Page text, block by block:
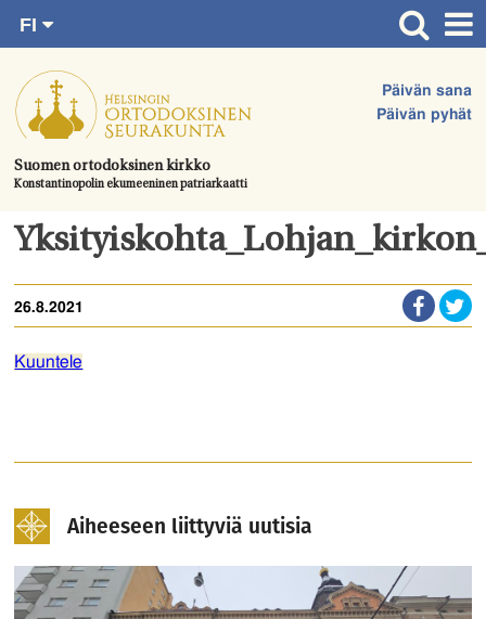
suoraan
sisältöön.
Suomen ortodoksinen kirkko
Konstantinopolin ekumeeninen patriarkaatti
Päivän sana
Päivän pyhät
FI
SV
EN
UA
Etusivu
Ajankohtaista
Juhlat & toimitukset
Kirkot
Tule mukaan
Hautausmaa
26.8.2021
Kuuntele
Aiheeseen liittyviä uutisia